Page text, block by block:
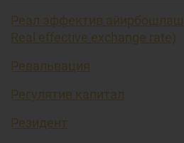
Реал эффектив айирбошлаш
Real effective exchange rate)
Ревальвация
Регулятив капитал
Резидент